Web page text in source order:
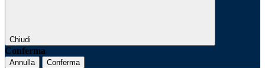
Chiudi
Conferma
Annulla Conferma